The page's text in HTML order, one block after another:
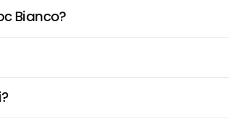
Bianco?